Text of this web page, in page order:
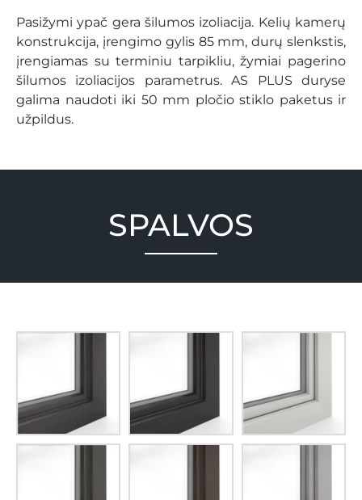
Pasižymi ypač gera šilumos izoliacija. Kelių kamerų
konstrukcija, įrengimo gylis 85 mm, durų slenkstis,
įrengiamas su terminiu tarpikliu, žymiai pagerino
šilumos izoliacijos parametrus. AS PLUS duryse
galima naudoti iki 50 mm pločio stiklo paketus ir
užpildus.
SPALVOS